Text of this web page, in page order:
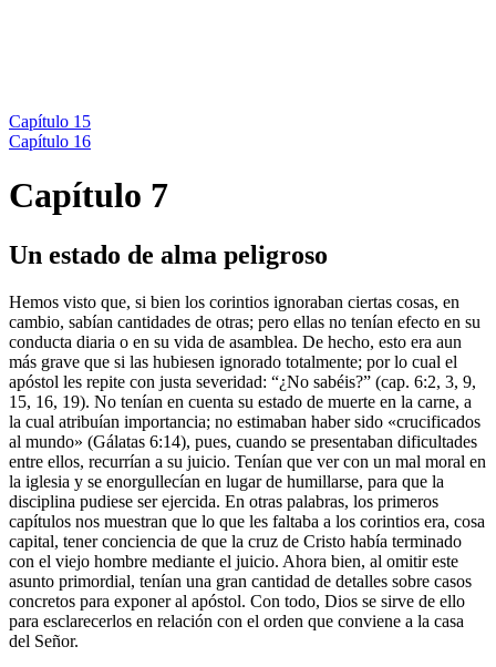
Capítulo 15
Capítulo 16
Capítulo 7
Un estado de alma peligroso
Hemos visto que, si bien los corintios ignoraban ciertas cosas, en
cambio, sabían cantidades de otras; pero ellas no tenían efecto en su
conducta diaria o en su vida de asamblea. De hecho, esto era aun
más grave que si las hubiesen ignorado totalmente; por lo cual el
apóstol les repite con justa severidad: “¿No sabéis?” (cap. 6:2, 3, 9,
15, 16, 19). No tenían en cuenta su estado de muerte en la carne, a
la cual atribuían importancia; no estimaban haber sido «crucificados
al mundo» (Gálatas 6:14), pues, cuando se presentaban dificultades
entre ellos, recurrían a su juicio. Tenían que ver con un mal moral en
la iglesia y se enorgullecían en lugar de humillarse, para que la
disciplina pudiese ser ejercida. En otras palabras, los primeros
capítulos nos muestran que lo que les faltaba a los corintios era, cosa
capital, tener conciencia de que la cruz de Cristo había terminado
con el viejo hombre mediante el juicio. Ahora bien, al omitir este
asunto primordial, tenían una gran cantidad de detalles sobre casos
concretos para exponer al apóstol. Con todo, Dios se sirve de ello
para esclarecerlos en relación con el orden que conviene a la casa
del Señor.